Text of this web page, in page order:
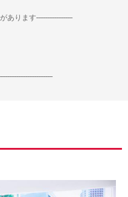
あります--------------------